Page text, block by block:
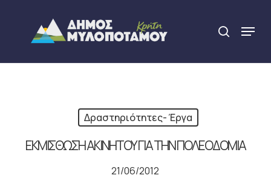
content
search
Menu
Δραστηριότητες- Έργα
ΕΚΜΙΣΘΩΣΗ ΑΚΙΝΗΤΟΥ ΓΙΑ ΤΗΝ ΠΟΛΕΟΔΟΜΙΑ
21/06/2012
Close